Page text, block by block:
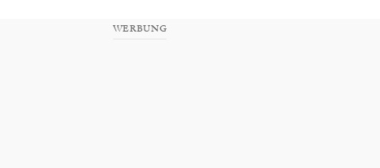
WERBUNG